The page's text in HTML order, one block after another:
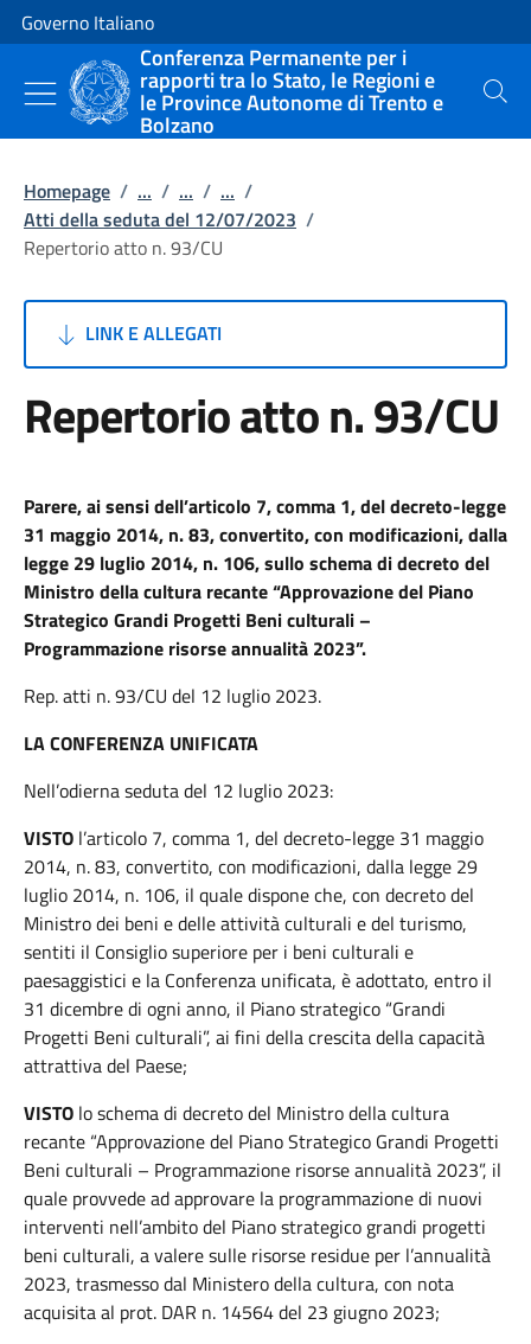
Vai al contenuto
Vai alla navigazione del sito
Governo Italiano
Conferenza Permanente per i
rapporti tra lo Stato, le Regioni e
le Province Autonome di Trento e
Bolzano
Cerca
Homepage / ... / ... / ... /
Atti della seduta del 12/07/2023 /
Repertorio atto n. 93/CU
LINK E ALLEGATI
Repertorio atto n. 93/CU
Parere, ai sensi dell’articolo 7, comma 1, del decreto-legge
31 maggio 2014, n. 83, convertito, con modificazioni, dalla
legge 29 luglio 2014, n. 106, sullo schema di decreto del
Ministro della cultura recante “Approvazione del Piano
Strategico Grandi Progetti Beni culturali –
Programmazione risorse annualità 2023”.
Rep. atti n. 93/CU del 12 luglio 2023.
LA CONFERENZA UNIFICATA
Nell’odierna seduta del 12 luglio 2023:
VISTO l’articolo 7, comma 1, del decreto-legge 31 maggio
2014, n. 83, convertito, con modificazioni, dalla legge 29
luglio 2014, n. 106, il quale dispone che, con decreto del
Ministro dei beni e delle attività culturali e del turismo,
sentiti il Consiglio superiore per i beni culturali e
paesaggistici e la Conferenza unificata, è adottato, entro il
31 dicembre di ogni anno, il Piano strategico “Grandi
Progetti Beni culturali”, ai fini della crescita della capacità
attrattiva del Paese;
VISTO lo schema di decreto del Ministro della cultura
recante “Approvazione del Piano Strategico Grandi Progetti
Beni culturali – Programmazione risorse annualità 2023”, il
quale provvede ad approvare la programmazione di nuovi
interventi nell’ambito del Piano strategico grandi progetti
beni culturali, a valere sulle risorse residue per l’annualità
2023, trasmesso dal Ministero della cultura, con nota
acquisita al prot. DAR n. 14564 del 23 giugno 2023;